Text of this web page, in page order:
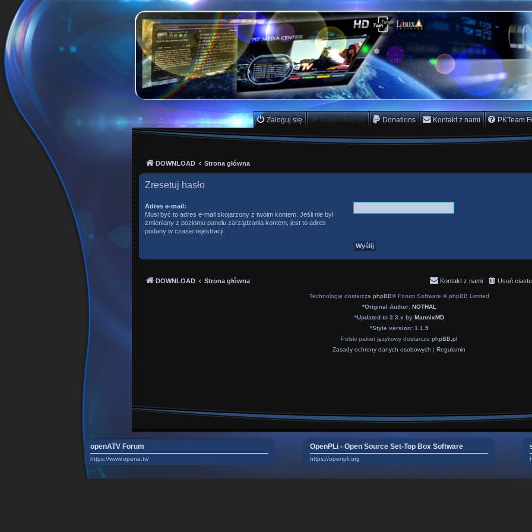
PKTeam - Polish Koders Team
Hyperion, Enigma, E2, PKT, listy kanałów, oscam
Zaloguj się Zarejestruj się Donations Kontakt z nami PKTeam
DOWNLOAD Strona główna
Zresetuj hasło
Adres e-mail:
Musi być to adres e-mail skojarzony z twoim kontem. Jeśli nie był
zmieniany z poziomu panelu zarządzania kontem, jest to adres
podany w czasie rejestracji.
DOWNLOAD Strona główna Usuń
Kontakt z nami
Technologię dostarcza phpBB® Forum Software © phpBB Limited
*Original Author: NOTHAL
*Updated to 3.3.x by MannixMD
*Style version: 1.1.5
Polski pakiet językowy dostarcza phpBB.pl
Zasady ochrony danych osobowych | Regulamin
openATV Forum
https://www.opena.tv/
OpenPLi - Open Source Set-Top Box Software
https://openpli.org